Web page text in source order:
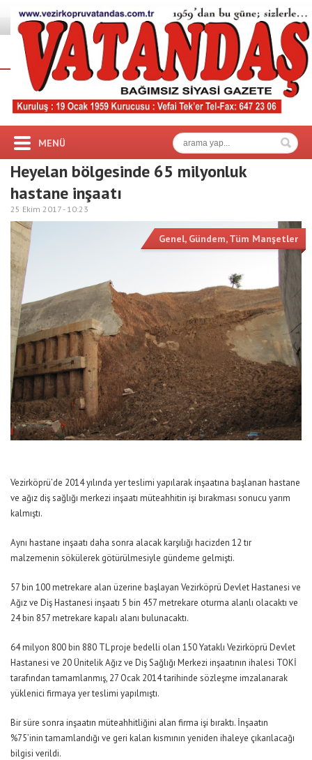
MENÜ
Heyelan bölgesinde 65 milyonluk
hastane inşaatı
25 Ekim 2017 - 10:23
Genel, Gündem,Tüm Manşetler
Vezirköprü’de 2014 yılında yer teslimi yapılarak inşaatına başlanan hastane
ve ağız diş sağlığı merkezi inşaatı müteahhitin işi bırakması sonucu yarım
kalmıştı.
Aynı hastane inşaatı daha sonra alacak karşılığı hacizden 12 tır
malzemenin sökülerek götürülmesiyle gündeme gelmişti.
57 bin 100 metrekare alan üzerine başlayan Vezirköprü Devlet Hastanesi ve
Ağız ve Diş Hastanesi inşaatı 5 bin 457 metrekare oturma alanlı olacaktı ve
24 bin 857 metrekare kapalı alanı bulunacaktı.
64 milyon 800 bin 880 TL proje bedelli olan 150 Yataklı Vezirköprü Devlet
Hastanesi ve 20 Ünitelik Ağız ve Diş Sağlığı Merkezi inşaatının ihalesi TOKİ
tarafından tamamlanmış, 27 Ocak 2014 tarihinde sözleşme imzalanarak
yüklenici firmaya yer teslimi yapılmıştı.
Bir süre sonra inşaatın müteahhitliğini alan firma işi bıraktı. İnşaatın
%75’inin tamamlandığı ve geri kalan kısmının yeniden ihaleye çıkarılacağı
bilgisi verildi.